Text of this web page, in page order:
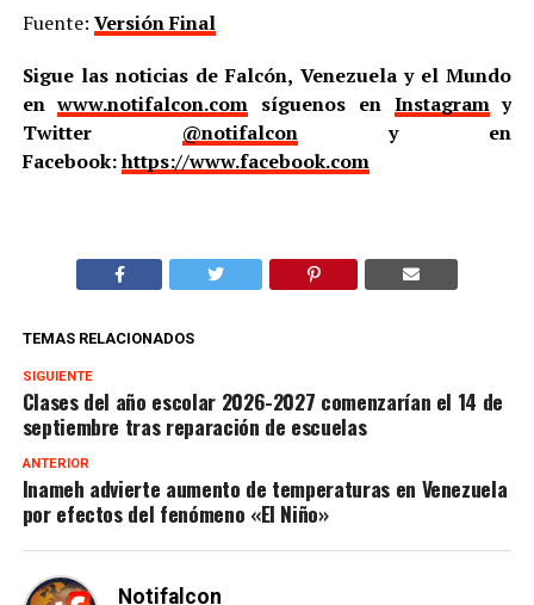
Fuente: Versión Final
Sigue las noticias de Falcón, Venezuela y el Mundo
enwww.notifalcon.com síguenos en Instagramy
Twitter @notifalcony en
Facebook:https://www.facebook.com
TEMAS RELACIONADOS
SIGUIENTE
Clases del año escolar 2026-2027 comenzarían el 14 de
septiembre tras reparación de escuelas
ANTERIOR
Inameh advierte aumento de temperaturas en Venezuela
por efectos del fenómeno «El Niño»
Notifalcon